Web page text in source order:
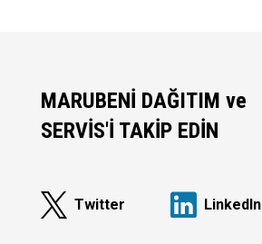
MARUBENİ DAĞITIM ve
SERVİS'İ TAKİP EDİN
Twitter Linkedln